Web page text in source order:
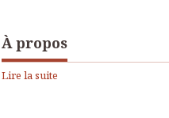
À propos
Lire la suite